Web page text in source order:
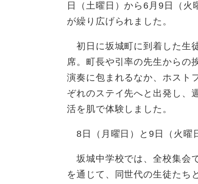
日（土曜日）から6月9日（
が繰り広げられました。
初日に坂城町に到着した生
席。町長や引率の先生からの
演奏に包まれるなか、ホスト
ぞれのステイ先へと出発し、
活を肌で体験しました。
8日（月曜日）と9日（火曜
坂城中学校では、全校集会
を通じて、同世代の生徒たち